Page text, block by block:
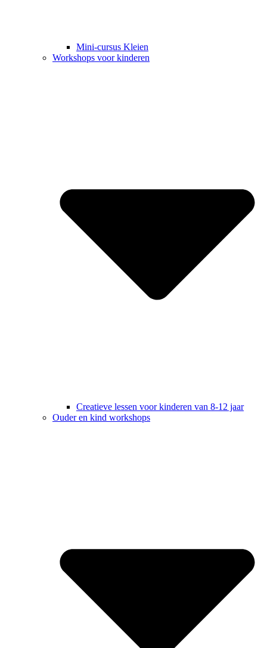
Mini-cursus Kleien
Workshops voor kinderen
Creatieve lessen voor kinderen van 8-12 jaar
Ouder en kind workshops